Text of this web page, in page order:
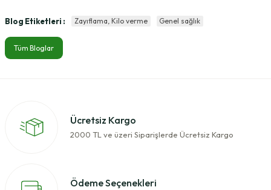
Blog Etiketleri : Zayıflama, Kilo verme Genel sağlık
Tüm Bloglar
Ücretsiz Kargo
2000 TL ve üzeri Siparişlerde Ücretsiz Kargo
Ödeme Seçenekleri